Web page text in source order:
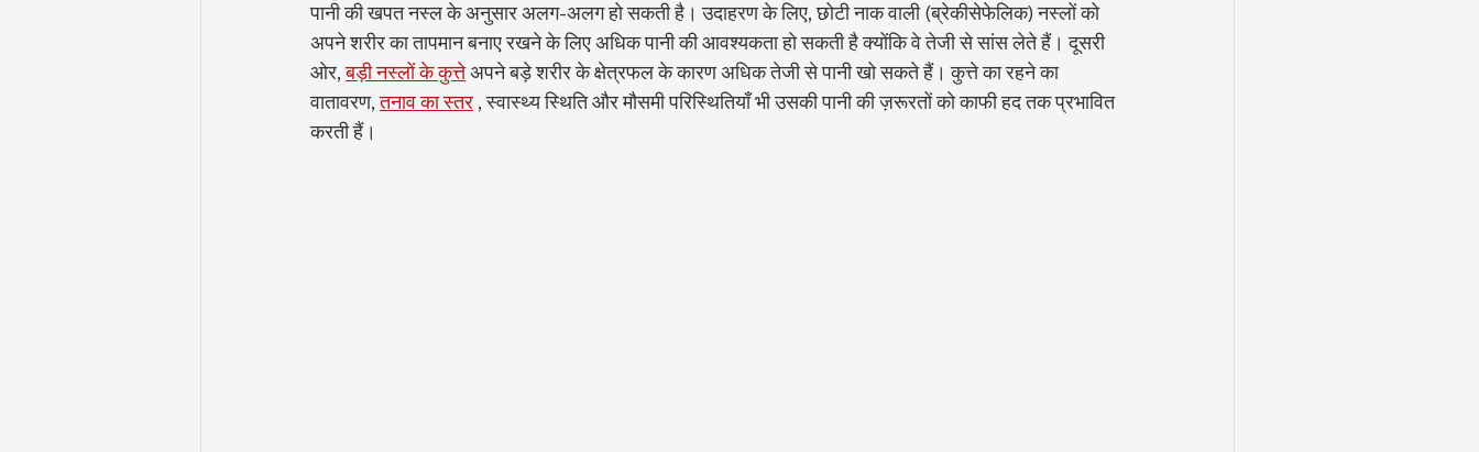
पानी की खपत नस्ल के अनुसार अलग-अलग हो सकती है। उदाहरण के लिए, छोटी नाक वाली (ब्रेकीसेफेलिक) नस्लों को
अपने शरीर का तापमान बनाए रखने के लिए अधिक पानी की आवश्यकता हो सकती है क्योंकि वे तेजी से सांस लेते हैं। दूसरी
ओर, बड़ी नस्लों के कुत्ते अपने बड़े शरीर के क्षेत्रफल के कारण अधिक तेजी से पानी खो सकते हैं। कुत्ते का रहने का
वातावरण, तनाव का स्तर , स्वास्थ्य स्थिति और मौसमी परिस्थितियाँ भी उसकी पानी की ज़रूरतों को काफी हद तक प्रभावित
करती हैं।